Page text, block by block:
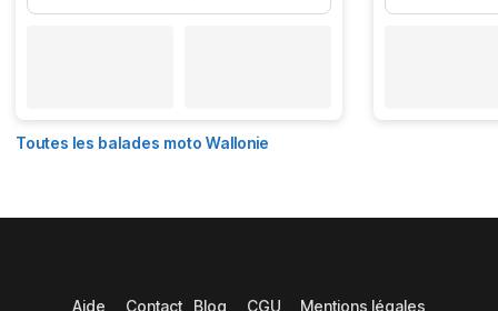
Toutes les balades moto Wallonie
Aide Contact Blog CGU Mentions légales